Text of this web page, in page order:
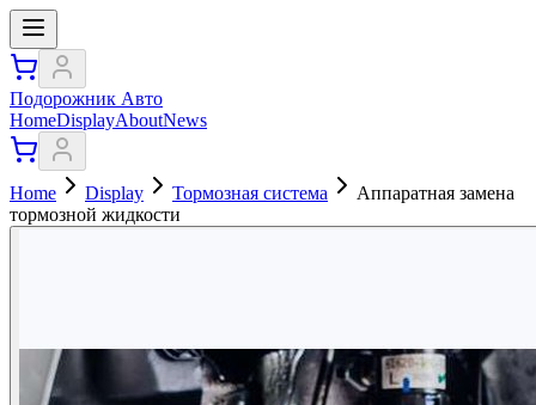
Подорожник Авто
HomeDisplayAboutNews
Home Display Тормозная система
Аппаратная замена
тормозной жидкости